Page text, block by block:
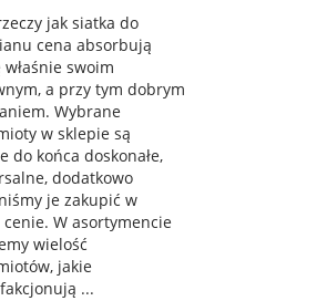
jak siatka do
cena absorbują
właśnie swoim
a przy tym dobrym
Wybrane
w sklepie są
do końca doskonałe,
dodatkowo
je zakupić w
W asortymencie
wielość
jakie
...